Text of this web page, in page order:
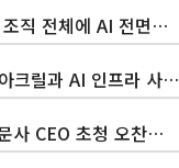
직 전체에 AI 전면…
크릴과 AI 인프라 사…
사 CEO 초청 오찬…